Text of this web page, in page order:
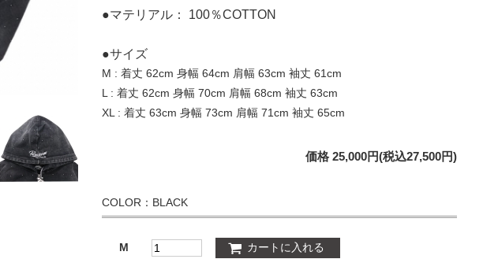
●マテリアル： 100％COTTON
●サイズ
M : 着丈 62cm 身幅 64cm 肩幅 63cm 袖丈 61cm
L : 着丈 62cm 身幅 70cm 肩幅 68cm 袖丈 63cm
XL : 着丈 63cm 身幅 73cm 肩幅 71cm 袖丈 65cm
価格 25,000円(税込27,500円)
COLOR：BLACK
M